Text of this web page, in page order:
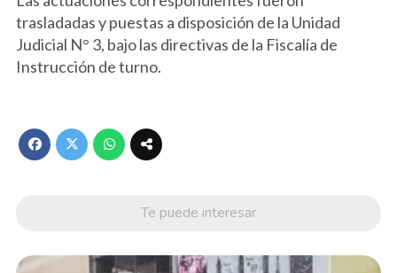
trasladadas y puestas a disposición de la Unidad
Judicial N° 3, bajo las directivas de la Fiscalía de
Instrucción de turno.
Te puede interesar